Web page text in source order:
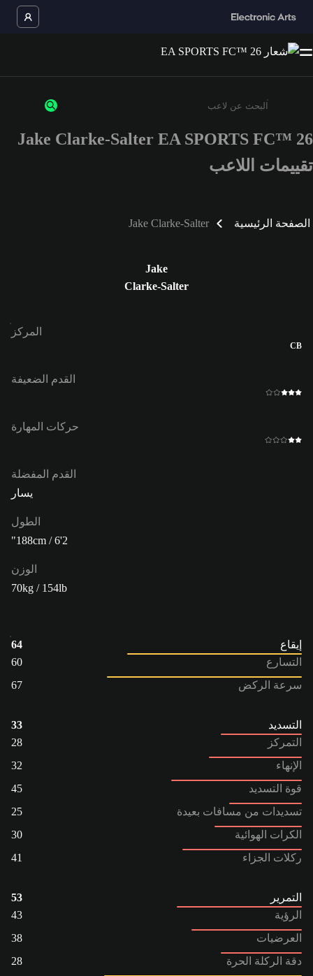
أدخل 3 أحرف أو أرقام على الأقل
Jake Clarke-Salter EA SPORTS FC™ 26
تقييمات اللاعب
الصفحة الرئيسية Jake Clarke-Salter
Jake
Clarke-Salter
المركز
CB
القدم الضعيفة
حركات المهارة
القدم المفضلة
يسار
الطول
188cm / 6'2"
الوزن
70kg / 154lb
إيقاع
64
التسارع
60
سرعة الركض
67
التسديد
33
التمركز
28
الإنهاء
32
قوة التسديد
45
تسديدات من مسافات بعيدة
25
الكرات الهوائية
30
ركلات الجزاء
41
التمرير
53
الرؤية
43
العرضيات
38
دقة الركلة الحرة
28